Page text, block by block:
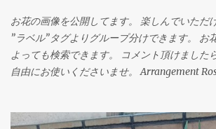
お花の画像を公開してます。 楽しんでいただ
”ラベル”タグよりグループ分けできます。 お
よっても検索できます。 コメント頂けました
自由にお使いくださいませ。 Arrangement
カーネーション ガマズミ ブプレニウム